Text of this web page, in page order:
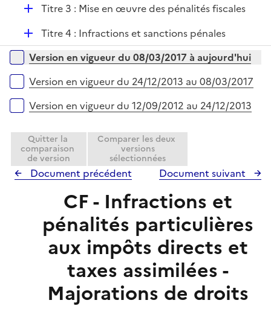
D
l
i
e
Titre 3 : Mise en œuvre des pénalités fiscales
D
é
p
l
i
e
Titre 4 : Infractions et sanctions pénales
Versions sur la période
Version en vigueur du 08/03/2017 à aujourd'hui
Version en vigueur du 24/12/2013 au 08/03/2017
Version en vigueur du 12/09/2012 au 24/12/2013
Quitter la
comparaison
de version
Comparer les deux
versions
sélectionnées
Document précédent Document suivant
CF - Infractions et
pénalités particulières
aux impôts directs et
taxes assimilées -
Majorations de droits